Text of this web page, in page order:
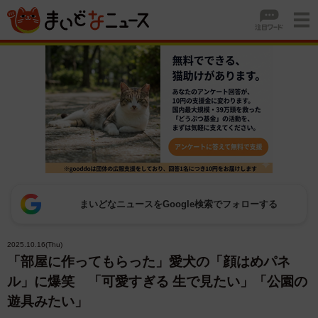
まいどなニュースをGoogle検索でフォローする
2025.10.16(Thu)
「部屋に作ってもらった」愛犬の「顔はめパネ
ル」に爆笑 「可愛すぎる 生で見たい」「公園の
遊具みたい」